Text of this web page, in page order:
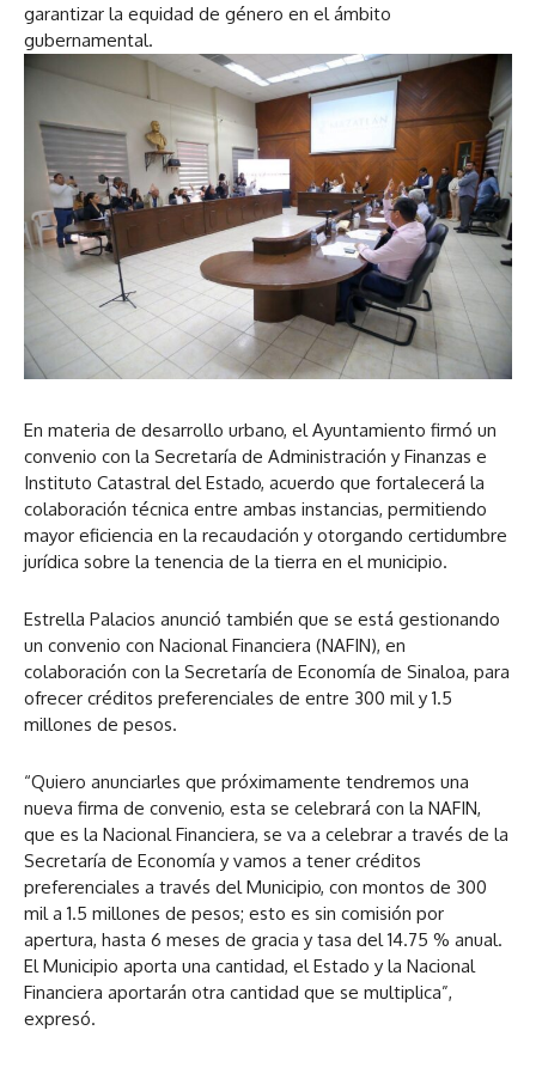
garantizar la equidad de género en el ámbito
gubernamental.
En materia de desarrollo urbano, el Ayuntamiento firmó un
convenio con la Secretaría de Administración y Finanzas e
Instituto Catastral del Estado, acuerdo que fortalecerá la
colaboración técnica entre ambas instancias, permitiendo
mayor eficiencia en la recaudación y otorgando certidumbre
jurídica sobre la tenencia de la tierra en el municipio.
Estrella Palacios anunció también que se está gestionando
un convenio con Nacional Financiera (NAFIN), en
colaboración con la Secretaría de Economía de Sinaloa, para
ofrecer créditos preferenciales de entre 300 mil y 1.5
millones de pesos.
“Quiero anunciarles que próximamente tendremos una
nueva firma de convenio, esta se celebrará con la NAFIN,
que es la Nacional Financiera, se va a celebrar a través de la
Secretaría de Economía y vamos a tener créditos
preferenciales a través del Municipio, con montos de 300
mil a 1.5 millones de pesos; esto es sin comisión por
apertura, hasta 6 meses de gracia y tasa del 14.75 % anual.
El Municipio aporta una cantidad, el Estado y la Nacional
Financiera aportarán otra cantidad que se multiplica”,
expresó.